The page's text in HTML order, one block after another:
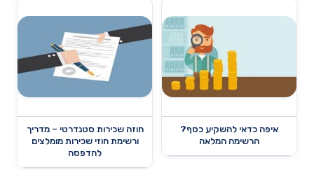
איפה כדאי להשקיע כסף?
הרשימה המלאה
חוזה שכירות סטנדרטי – מדריך
ורשימת חוזי שכירות מומלצים
להדפסה